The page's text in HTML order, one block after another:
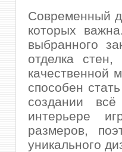
Современный
которых
выбранного
отделка
качественной
способен
создании
интерьере
размеров,
уникального